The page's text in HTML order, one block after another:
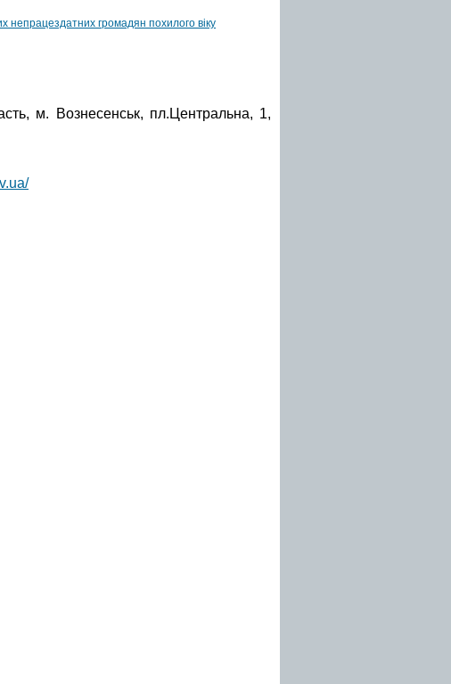
непрацездатних громадян похилого віку
м. Вознесенськ, пл.Центральна, 1,